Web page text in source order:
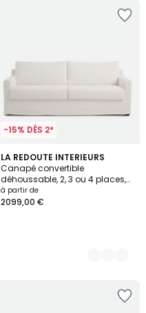
-15% DÈS 2*
LA REDOUTE INTERIEURS
Canapé convertible
déhoussable, 2, 3 ou 4 places,
en coton et lin, LINETTO
à partir de
2099,00 €
3
Couleurs